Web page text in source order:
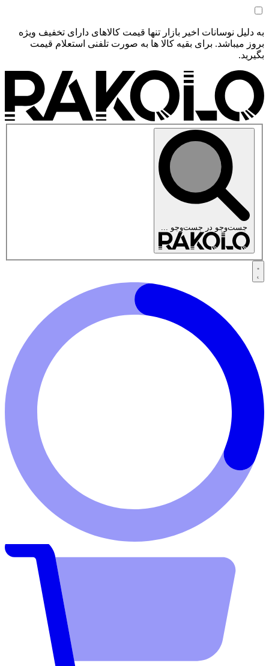
به دلیل نوسانات اخیر بازار تنها قیمت کالاهای دارای تخفیف ویژه
بروز میباشد. برای بقیه کالا ها به صورت تلفنی استعلام قیمت
بگیرید.
جست‌وجو در جست‌وجو ...